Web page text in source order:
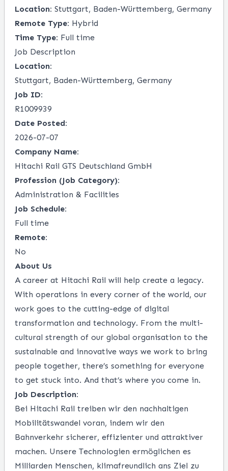
Location: Stuttgart, Baden-Württemberg, Germany
Remote Type: Hybrid
Time Type: Full time
Job Description
Location:
Stuttgart, Baden-Württemberg, Germany
Job ID:
R1009939
Date Posted:
2026-07-07
Company Name:
Hitachi Rail GTS Deutschland GmbH
Profession (Job Category):
Administration & Facilities
Job Schedule:
Full time
Remote:
No
About Us
A career at Hitachi Rail will help create a legacy.
With operations in every corner of the world, our
work goes to the cutting-edge of digital
transformation and technology. From the multi-
cultural strength of our global organisation to the
sustainable and innovative ways we work to bring
people together, there’s something for everyone
to get stuck into. And that’s where you come in.
Job Description:
Bei Hitachi Rail treiben wir den nachhaltigen
Mobilitätswandel voran, indem wir den
Bahnverkehr sicherer, effizienter und attraktiver
machen. Unsere Technologien ermöglichen es
Milliarden Menschen, klimafreundlich ans Ziel zu